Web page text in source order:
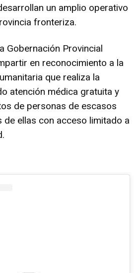
un amplio operativo
fronteriza.
Gobernación Provincial
en reconocimiento a la
que realiza la
atención médica gratuita y
de personas de escasos
de ellas con acceso limitado a